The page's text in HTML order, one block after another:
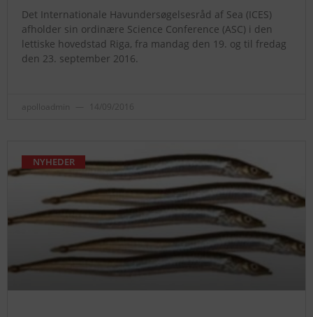
Det Internationale Havundersøgelsesråd af Sea (ICES)
afholder sin ordinære Science Conference (ASC) i den
lettiske hovedstad Riga, fra mandag den 19. og til fredag
den 23. september 2016.
apolloadmin 14/09/2016
NYHEDER